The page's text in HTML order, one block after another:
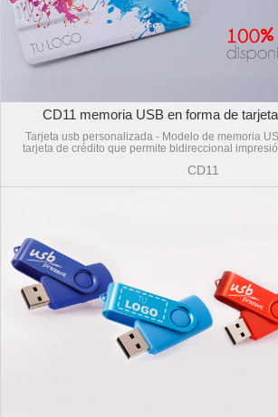
CD11 memoria USB en forma de
Tarjeta usb personalizada - Modelo de memoria
tarjeta de crédito que permite bidireccional
CD11